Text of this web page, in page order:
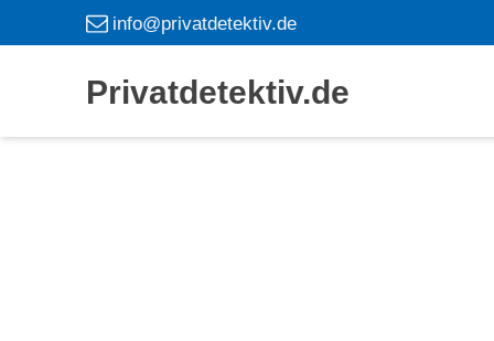
info@privatdetektiv.de
Privatdetektiv.de